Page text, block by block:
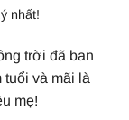
nhất!
trời đã ban
tuổi và mãi là
mẹ!